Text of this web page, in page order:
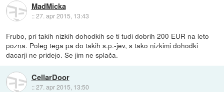
MadMicka
::27. apr 2015, 13:43
Frubo, pri takih nizkih dohodkih se ti tudi dobrih 200 EUR na leto
pozna. Poleg tega pa do takih s.p.-jev, s tako nizkimi dohodki
dacarji ne pridejo. Se jim ne splača.
CellarDoor
::27. apr 2015, 13:50